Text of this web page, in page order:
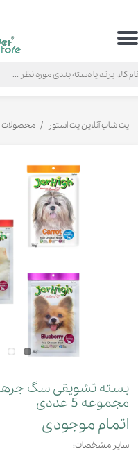
حساب کاربری من
خروج از حساب کاربری
پت شاپ آنلاین پت استور
مجموعه 5 عددی
اتمام موجودی
سایر مشخصات: